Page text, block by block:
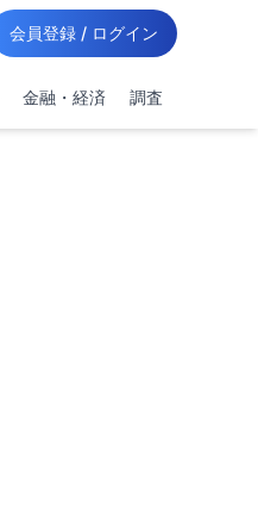
会員登録 / ログイン
金融・経済 調査